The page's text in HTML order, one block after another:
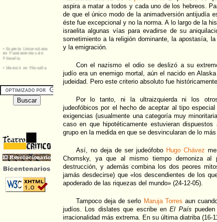
aspira a matar a todos y cada uno de los hebreos.
de que el único modo de la animadversión antijudía
éste fue excepcional y no la norma. A lo largo de la
israelita algunas vías para evadirse de su
sometimiento a la religión dominante, la apostasía,
y la emigración.
Con el nazismo el odio se deslizó a su
judío era un enemigo mortal, aún el nacido en
judeidad. Pero este criterio absoluto fue
Por lo tanto, ni la ultraizquierda ni los
judeofóbicos por el hecho de aceptar al tipo
exigencias (usualmente una categoría muy
caso en que hipotéticamente estuvieran
grupo en la medida en que se desvincularan de lo
Así, no deja de ser judeófobo Hugo Chávez
Chomsky, ya que al mismo tiempo demoniza
destrucción, y además combina los dos peores
jamás desdecirse) que «los descendientes de los
apoderado de las riquezas del mundo» (24-12-05).
Tampoco deja de serlo Maruja Torres aun
judíos. Los dislates que escribe enEl País
irracionalidad más extrema. En su última diatriba (16-